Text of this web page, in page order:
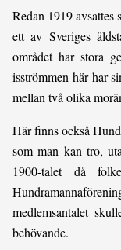
Redan 1919 avsattes
ett av Sveriges
området har stora
isströmmen här har
mellan två olika
Här finns också
som man kan tro,
1900-talet då
medlemsantalet
behövande.